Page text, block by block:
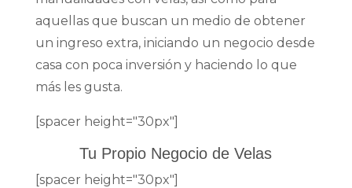
aquellas que buscan un medio de obtener
un ingreso extra, iniciando un negocio desde
casa con poca inversión y haciendo lo que
más les gusta.
[spacer height="30px"]
Tu Propio Negocio de Velas
[spacer height="30px"]